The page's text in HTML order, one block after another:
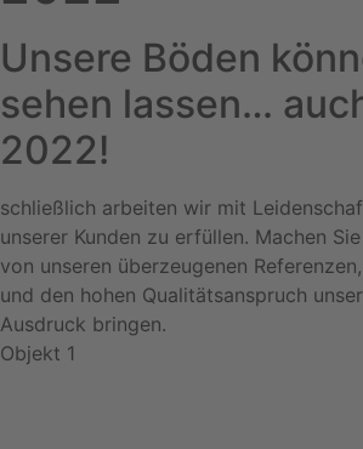
Unsere Böden
sehen lassen…
2022!
schließlich arbeiten wir mit
unserer Kunden zu erfüllen. Machen
von unseren überzeugenen
und den hohen Qualitätsanspruch
Ausdruck bringen.
Objekt 1